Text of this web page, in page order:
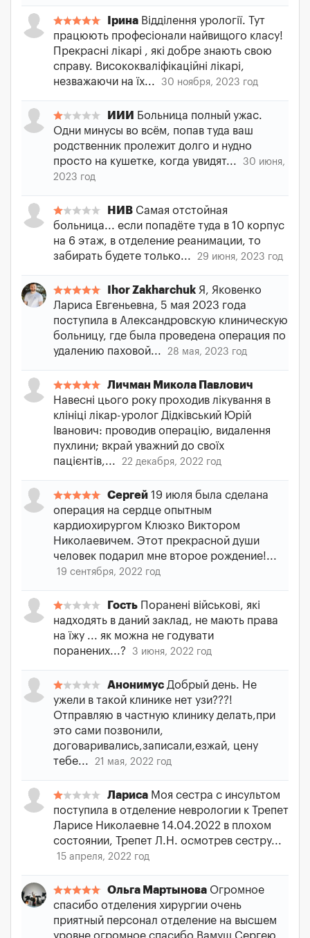
Ірина Відділення урології. Тут
працюють професіонали найвищого класу!
Прекрасні лікарі , які добре знають свою
справу. Висококваліфікаційні лікарі,
незважаючи на їх...
30 ноября, 2023 год
ИИИ
Больница полный ужас.
Одни минусы во всём, попав туда ваш
родственник пролежит долго и нудно
просто на кушетке, когда увидят...
30 июня,
2023 год
НИВ Самая отстойная
больница... если попадёте туда в 10 корпус
на 6 этаж, в отделение реанимации, то
забирать будете только...
29 июня, 2023 год
Ihor Zakharchuk Я, Яковенко
Лариса Евгеньевна, 5 мая 2023 года
поступила в Александровскую клиническую
больницу, где была проведена операция по
удалению паховой...
28 мая, 2023 год
Личман Микола Павлович
Навесні цього року проходив лікування в
клініці лікар-уролог Дідківський Юрій
Іванович: проводив операцію, видалення
пухлини; вкрай уважний до своїх
пацієнтів,...
22 декабря, 2022 год
Сергей 19 июля была сделана
операция на сердце опытным
кардиохирургом Клюзко Виктором
Николаевичем. Этот прекрасной души
человек подарил мне второе рождение!...
19 сентября, 2022 год
Гость Поранені військові, які
надходять в даний заклад, не мають права
на їжу ... як можна не годувати
поранених...?
3 июня, 2022 год
Анонимус Добрый день. Не
ужели в такой клинике нет узи???!
Отправляю в частную клинику делать,при
это сами позвонили,
договаривались,записали,езжай, цену
тебе...
21 мая, 2022 год
Лариса Моя сестра с инсультом
поступила в отделение неврологии к Трепет
Ларисе Николаевне 14.04.2022 в плохом
состоянии, Трепет Л.Н. осмотрев сестру...
15 апреля, 2022 год
Ольга Мартынова Огромное
спасибо отделения хирургии очень
приятный персонал отделение на высшем